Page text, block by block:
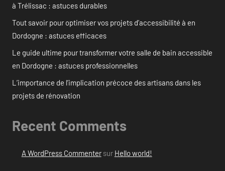
à Trélissac : astuces durables
Tout savoir pour optimiser vos projets d’accessibilité à en
Dordogne : astuces efficaces
Le guide ultime pour transformer votre salle de bain accessible
en Dordogne : astuces professionnelles
L’importance de l’implication précoce des artisans dans les
projets de rénovation
Recent Comments
A WordPress Commentersur Hello world!